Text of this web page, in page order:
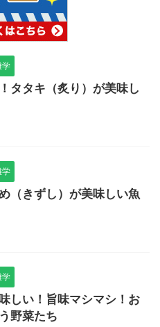
学
タタキ（炙り）が美味し
学
（きずし）が美味しい魚
学
しい！旨味マシマシ！お
野菜たち